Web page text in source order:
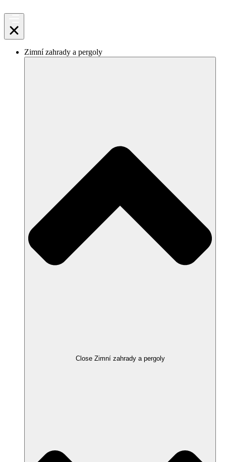
Zimní zahrady a pergoly
Close Zimní zahrady a pergoly